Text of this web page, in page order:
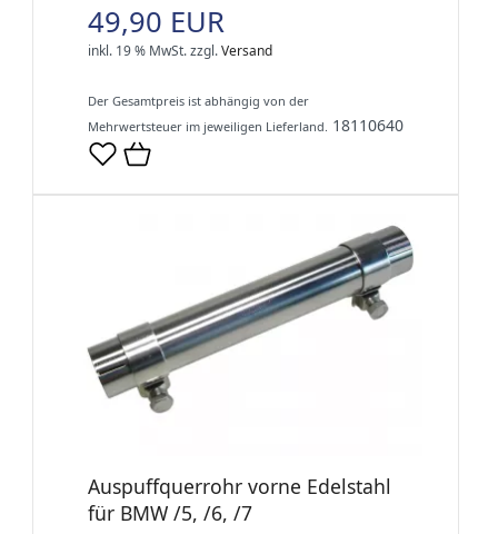
49,90 EUR
inkl. 19 % MwSt.zzgl.Versand
Der Gesamtpreis ist abhängig von der
Mehrwertsteuer im jeweiligen Lieferland. 18110640
Auspuffquerrohr vorne Edelstahl
für BMW /5, /6, /7